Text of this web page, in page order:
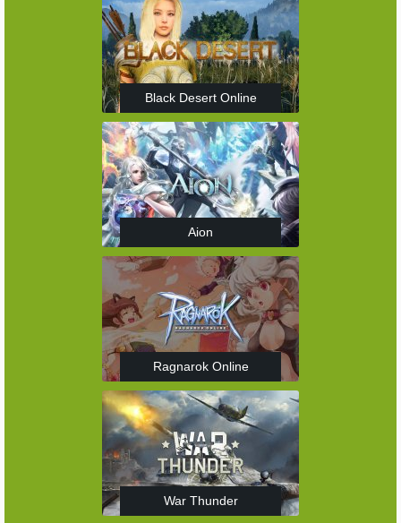
Black Desert Online
Aion
Ragnarok Online
War Thunder